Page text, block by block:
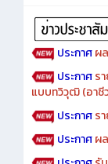
ประกาศผ
ประกาศร
แบบทวิวุฒิ (อาชี
ประกาศร
ประกาศผ